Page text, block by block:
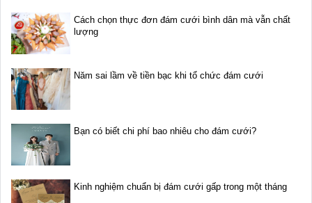
Cách chọn thực đơn đám cưới bình dân mà vẫn chất
lượng
Năm sai lầm về tiền bạc khi tổ chức đám cưới
Bạn có biết chi phí bao nhiêu cho đám cưới?
Kinh nghiệm chuẩn bị đám cưới gấp trong một tháng